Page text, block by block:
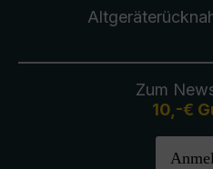
Zum
10,-€